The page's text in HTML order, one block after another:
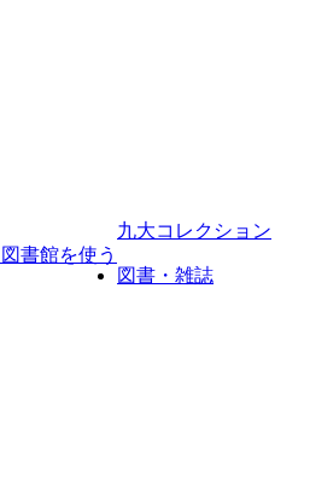
図書館を使う
九大コレクション
図書・雑誌